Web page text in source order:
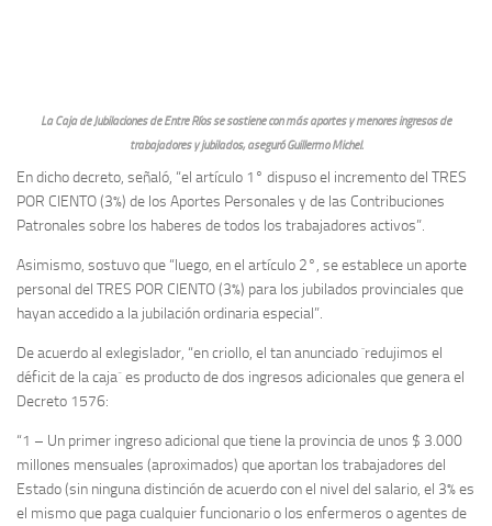
La Caja de Jubilaciones de Entre Ríos se sostiene con más aportes y menores ingresos de
trabajadores y jubilados, aseguró Guillermo Michel.
En dicho decreto, señaló, “el artículo 1° dispuso el incremento del TRES
POR CIENTO (3%) de los Aportes Personales y de las Contribuciones
Patronales sobre los haberes de todos los trabajadores activos”.
Asimismo, sostuvo que “luego, en el artículo 2°, se establece un aporte
personal del TRES POR CIENTO (3%) para los jubilados provinciales que
hayan accedido a la jubilación ordinaria especial”.
De acuerdo al exlegislador, “en criollo, el tan anunciado `redujimos el
déficit de la caja´ es producto de dos ingresos adicionales que genera el
Decreto 1576:
“1 – Un primer ingreso adicional que tiene la provincia de unos $ 3.000
millones mensuales (aproximados) que aportan los trabajadores del
Estado (sin ninguna distinción de acuerdo con el nivel del salario, el 3% es
el mismo que paga cualquier funcionario o los enfermeros o agentes de